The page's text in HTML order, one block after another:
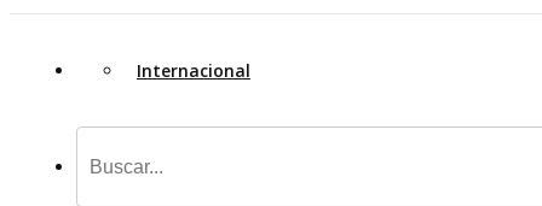
Internacional